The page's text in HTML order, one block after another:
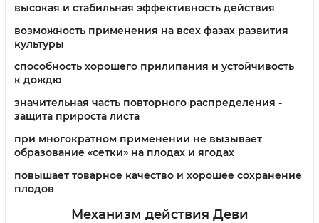
высокая и стабильная эффективность действия
возможность применения на всех фазах развития
культуры
способность хорошего прилипания и устойчивость
к дождю
значительная часть повторного распределения -
защита прироста листа
при многократном применении не вызывает
образование «сетки» на плодах и ягодах
повышает товарное качество и хорошее сохранение
плодов
Механизм действия Деви